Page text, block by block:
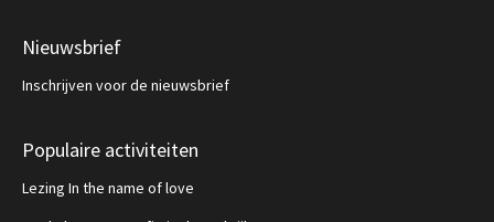
Nieuwsbrief
Inschrijven voor de nieuwsbrief
Populaire activiteiten
Lezing In the name of love